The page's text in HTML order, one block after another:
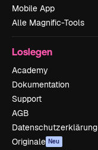
Mobile App
Alle Magnific-Tools
Loslegen
Academy
Dokumentation
Support
AGB
Datenschutzerklärung
Originale Neu